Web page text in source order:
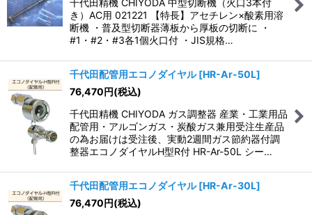
千代田精機 CHIYODA 中型切断機（火口3本付
き）AC用 021221 【特長】アセチレン×酸素用溶
断機 ・普及型切断器薄板から厚板の切断に ・
#1・#2・#3各1個火口付 ・JIS規格…
千代田配管用エコノダイヤル [HR-Ar-50L]
76,470円(税込)
千代田精機 CHIYODA ガス調整器 産業・工業用品
配管用・アルゴンガス・炭酸ガス兼用受注生産品
の為お届けは受注後、実動2週間ガス節約器付調
整器エコノダイヤルH型R付 HR-Ar-50L シー…
千代田配管用エコノダイヤル [HR-Ar-30L]
76,470円(税込)